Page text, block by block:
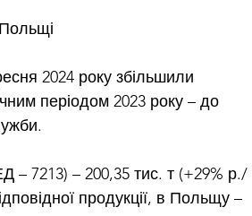
2024 року збільшили
періодом 2023 року – до
– 7213) – 200,35 тис. т (+29% р./
продукції, в Польщу –